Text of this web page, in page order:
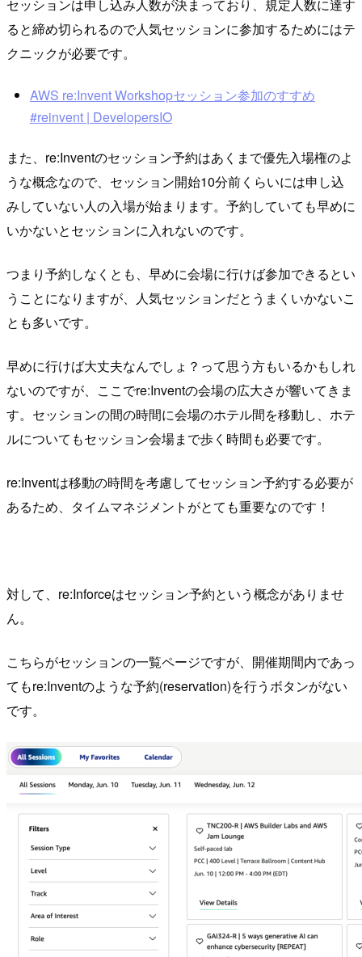
セッションは申し込み人数が決まっており、規定人数に達す
ると締め切られるので人気セッションに参加するためにはテ
クニックが必要です。
AWS re:Invent Workshopセッション参加のすすめ
#reinvent | DevelopersIO
また、re:Inventのセッション予約はあくまで優先入場権のよ
うな概念なので、セッション開始10分前くらいには申し込
みしていない人の入場が始まります。予約していても早めに
いかないとセッションに入れないのです。
つまり予約しなくとも、早めに会場に行けば参加できるとい
うことになりますが、人気セッションだとうまくいかないこ
とも多いです。
早めに行けば大丈夫なんでしょ？って思う方もいるかもしれ
ないのですが、ここでre:Inventの会場の広大さが響いてきま
す。セッションの間の時間に会場のホテル間を移動し、ホテ
ルについてもセッション会場まで歩く時間も必要です。
re:Inventは移動の時間を考慮してセッション予約する必要が
あるため、タイムマネジメントがとても重要なのです！
対して、re:Inforceはセッション予約という概念がありませ
ん。
こちらがセッションの一覧ページですが、開催期間内であっ
てもre:Inventのような予約(reservation)を行うボタンがない
です。